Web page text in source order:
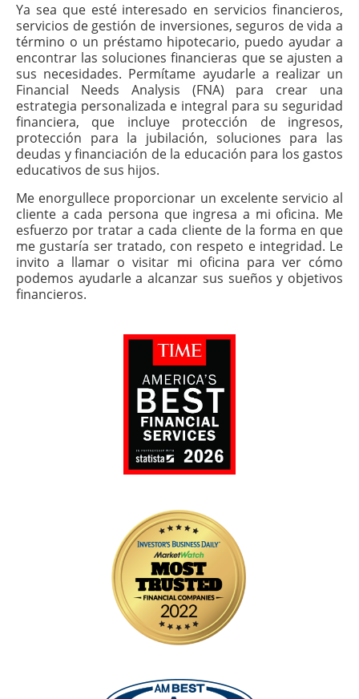
Ya sea que esté interesado en servicios financieros,
servicios de gestión de inversiones, seguros de vida a
término o un préstamo hipotecario, puedo ayudar a
encontrar las soluciones financieras que se ajusten a
sus necesidades. Permítame ayudarle a realizar un
Financial Needs Analysis (FNA) para crear una
estrategia personalizada e integral para su seguridad
financiera, que incluye protección de ingresos,
protección para la jubilación, soluciones para las
deudas y financiación de la educación para los gastos
educativos de sus hijos.
Me enorgullece proporcionar un excelente servicio al
cliente a cada persona que ingresa a mi oficina. Me
esfuerzo por tratar a cada cliente de la forma en que
me gustaría ser tratado, con respeto e integridad. Le
invito a llamar o visitar mi oficina para ver cómo
podemos ayudarle a alcanzar sus sueños y objetivos
financieros.